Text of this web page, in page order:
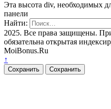
Эта высота div, необходимых
панели
Найти:
2025. Все права защищены.
обязательна открытая
MoiBonus.Ru
↑